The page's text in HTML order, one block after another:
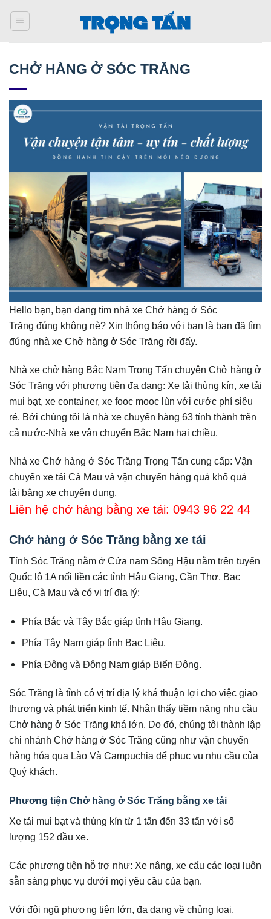
qua
CHỞ HÀNG Ở SÓC TRĂNG
Hello bạn, bạn đang tìm nhà xe Chở hàng ở Sóc
Trăng đúng không nè? Xin thông báo với bạn là bạn đã tìm
đúng nhà xe Chở hàng ở Sóc Trăng rồi đấy.
Nhà xe chở hàng Bắc Nam Trọng Tấn chuyên Chở hàng ở
Sóc Trăng với phương tiện đa dạng: Xe tải thùng kín, xe tải
mui bạt, xe container, xe fooc mooc lùn với cước phí siêu
rẻ. Bởi chúng tôi là nhà xe chuyển hàng 63 tỉnh thành trên
cả nước-Nhà xe vận chuyển Bắc Nam hai chiều.
Nhà xe Chở hàng ở Sóc Trăng Trọng Tấn cung cấp: Vận
chuyển xe tải Cà Mau và vận chuyển hàng quá khổ quá
tải bằng xe chuyên dụng.
Liên hệ chở hàng bằng xe tải: 0943 96 22 44
Chở hàng ở Sóc Trăng bằng xe tải
Tỉnh Sóc Trăng nằm ở Cửa nam Sông Hậu nằm trên tuyến
Quốc lộ 1A nối liền các tỉnh Hậu Giang, Cần Thơ, Bạc
Liêu, Cà Mau và có vị trí địa lý:
Phía Bắc và Tây Bắc giáp tỉnh Hậu Giang.
Phía Tây Nam giáp tỉnh Bạc Liêu.
Phía Đông và Đông Nam giáp Biển Đông.
Sóc Trăng là tỉnh có vị trí địa lý khá thuận lợi cho việc giao
thương và phát triển kinh tế. Nhận thấy tiềm năng nhu cầu
Chở hàng ở Sóc Trăng khá lớn. Do đó, chúng tôi thành lập
chi nhánh Chở hàng ở Sóc Trăng cũng như vận chuyển
hàng hóa qua Lào Và Campuchia để phục vụ nhu cầu của
Quý khách.
Phương tiện Chở hàng ở Sóc Trăng bằng xe tải
Xe tải mui bạt và thùng kín từ 1 tấn đến 33 tấn với số
lượng 152 đầu xe.
Các phương tiện hỗ trợ như: Xe nâng, xe cẩu các loại luôn
sẵn sàng phục vụ dưới mọi yêu cầu của bạn.
Với đội ngũ phương tiện lớn, đa dạng về chủng loại.